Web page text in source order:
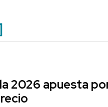
2026 apuesta